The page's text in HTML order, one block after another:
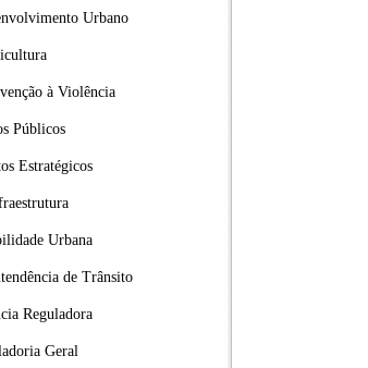
Urbano
à Violência
Públicos
Estratégicos
Urbana
de Trânsito
Reguladora
Geral